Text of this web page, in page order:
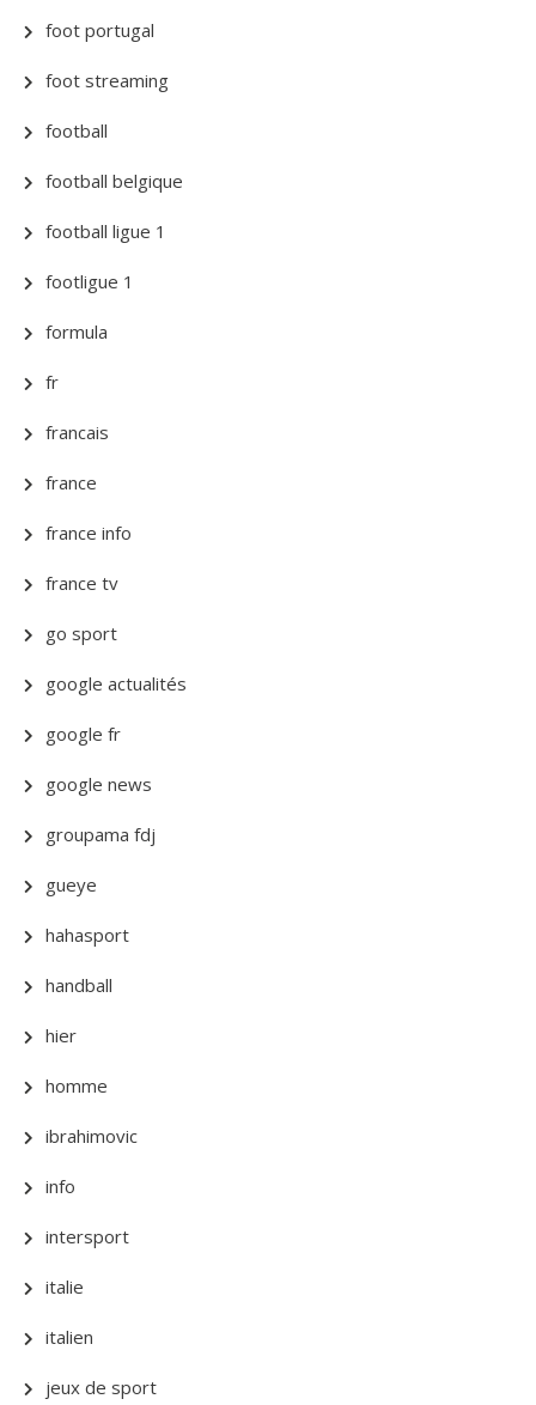
foot portugal
foot streaming
football
football belgique
football ligue 1
footligue 1
formula
fr
francais
france
france info
france tv
go sport
google actualités
google fr
google news
groupama fdj
gueye
hahasport
handball
hier
homme
ibrahimovic
info
intersport
italie
italien
jeux de sport